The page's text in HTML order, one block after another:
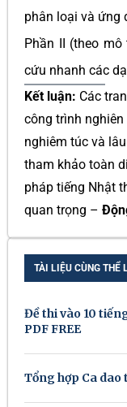
phân loại và ứng
Phần II (theo
cứu nhanh các
Kết luận: Các
công trình
nghiêm túc và
tham khảo toàn
pháp tiếng Nhật
quan trọng –
TÀI LIỆU CÙNG THỂ
Đề thi vào 10
PDF FREE
Tổng hợp Ca dao